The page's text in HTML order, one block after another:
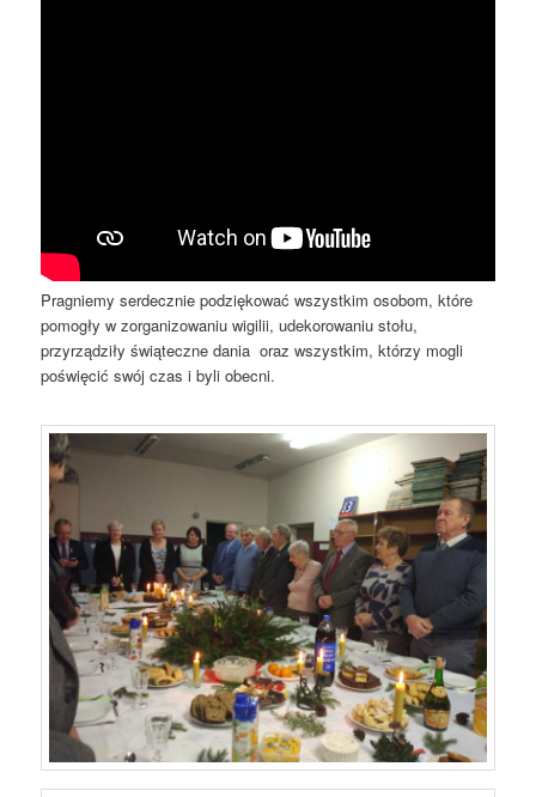
Pragniemy serdecznie podziękować wszystkim osobom, które
pomogły w zorganizowaniu wigilii, udekorowaniu stołu,
przyrządziły świąteczne dania oraz wszystkim, którzy mogli
poświęcić swój czas i byli obecni.